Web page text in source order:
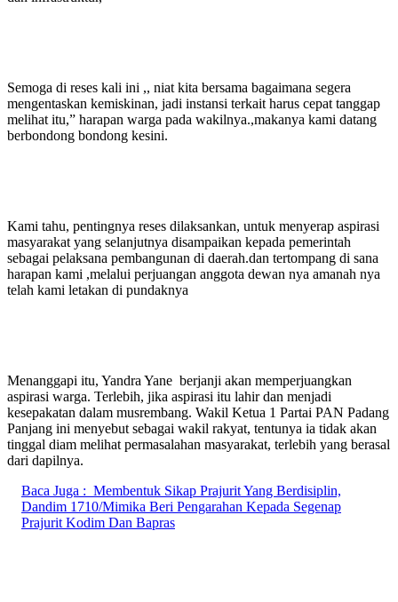
Semoga di reses kali ini ,, niat kita bersama bagaimana segera
mengentaskan kemiskinan, jadi instansi terkait harus cepat tanggap
melihat itu,” harapan warga pada wakilnya.,makanya kami datang
berbondong bondong kesini.
Kami tahu, pentingnya reses dilaksankan, untuk menyerap aspirasi
masyarakat yang selanjutnya disampaikan kepada pemerintah
sebagai pelaksana pembangunan di daerah.dan tertompang di sana
harapan kami ,melalui perjuangan anggota dewan nya amanah nya
telah kami letakan di pundaknya
Menanggapi itu, Yandra Yane berjanji akan memperjuangkan
aspirasi warga. Terlebih, jika aspirasi itu lahir dan menjadi
kesepakatan dalam musrembang. Wakil Ketua 1 Partai PAN Padang
Panjang ini menyebut sebagai wakil rakyat, tentunya ia tidak akan
tinggal diam melihat permasalahan masyarakat, terlebih yang berasal
dari dapilnya.
Baca Juga : Membentuk Sikap Prajurit Yang Berdisiplin,
Dandim 1710/Mimika Beri Pengarahan Kepada Segenap
Prajurit Kodim Dan Bapras